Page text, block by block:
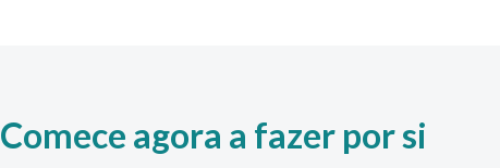
Comece agora a fazer por si